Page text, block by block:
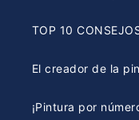
TOP 10
El creador de la
¡Pintura por